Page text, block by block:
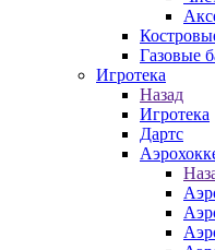
Газовые
Игротека
Назад
Игротека
Дартс